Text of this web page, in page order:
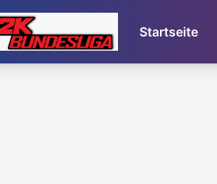
Startseite